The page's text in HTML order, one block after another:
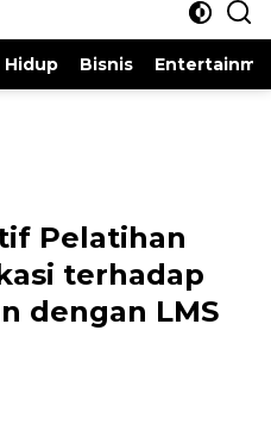
Hidup Bisnis
Pelatihan
terhadap
dengan LMS